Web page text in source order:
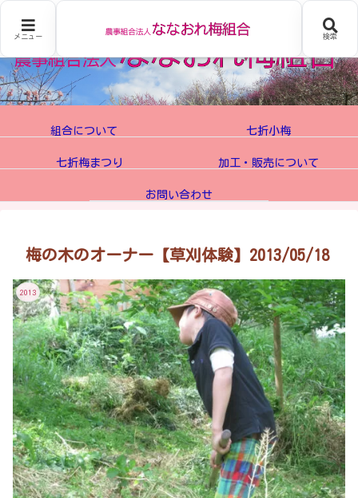
組合について 七折小梅
七折梅まつり 加工・販売について
お問い合わせ
梅の木のオーナー【草刈体験】2013/05/18
2013
メニュー 検索